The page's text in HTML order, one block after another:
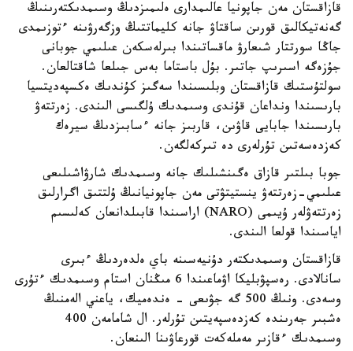
قازاقستان مەن جاپونيا عالىمدارى ەلىمىزدىڭ وسىمدىكتەرىنىڭ
گەنەتيكالىق قورىن ساقتاۋ جانە كليماتتىڭ وزگەرۋىنە ءتوزىمدى
جاڭا سورتتار شىعارۋ ماقساتىندا بىرلەسكەن عىلىمي جوبانى
جۇزەگە اسىرىپ جاتىر. بۇل باستاما بەس جىلعا شاقتالعان.
سولتۇستىك قازاقستان وبلىسىندا سەگىز كۇندىك ەكسپەديتسيا
بارىسىندا ونداعان قۇندى وسىمدىك ۇلگىسى الىندى. زەرتتەۋ
بارىسىندا جابايى قاۋىن، قاربىز جانە ءسابىزدىڭ سيرەك
كەزدەسەتىن تۇرلەرى دە تىركەلگەن.
جوبا بىلتىر قازاق ەگىنشىلىك جانە وسىمدىك شارۋاشىلىعى
عىلىمي-زەرتتەۋ ينستيتۋتى مەن جاپونيانىڭ ۇلتتىق اگرارلىق
زەرتتەۋلەر ۇيىمى (NARO) اراسىندا قابىلدانعان كەلىسىم
اياسىندا قولعا الىندى.
قازاقستان وسىمدىكتەر دۇنيەسىنە باي ەلدەردىڭ ءبىرى
سانالادى. رەسپۋبليكا اۋماعىندا 6 مىڭنان استام وسىمدىك ءتۇرى
وسەدى. ونىڭ 500 گە جۋىعى - ەندەميك، ياعني الەمنىڭ
ەشبىر جەرىندە كەزدەسپەيتىن تۇرلەر. ال شامامەن 400
وسىمدىك ءقازىر مەملەكەت قورعاۋىنا الىنعان.